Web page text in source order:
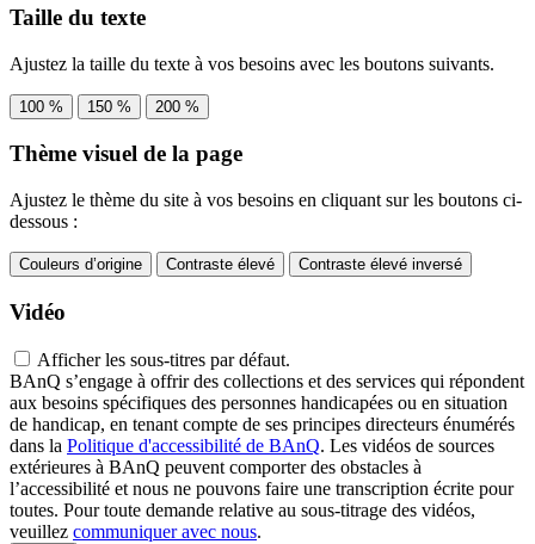
Taille du texte
Ajustez la taille du texte à vos besoins avec les boutons suivants.
100 % 150 % 200 %
Thème visuel de la page
Ajustez le thème du site à vos besoins en cliquant sur les boutons ci-
dessous :
Couleurs d’origine Contraste élevé Contraste élevé inversé
Vidéo
Afficher les sous-titres par défaut.
BAnQ s’engage à offrir des collections et des services qui répondent
aux besoins spécifiques des personnes handicapées ou en situation
de handicap, en tenant compte de ses principes directeurs énumérés
dans la Politique d'accessibilité de BAnQ. Les vidéos de sources
extérieures à BAnQ peuvent comporter des obstacles à
l’accessibilité et nous ne pouvons faire une transcription écrite pour
toutes. Pour toute demande relative au sous-titrage des vidéos,
veuillez communiquer avec nous.